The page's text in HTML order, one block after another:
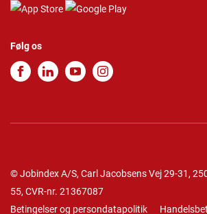
Følg os
© Jobindex A/S, Carl Jacobsens Vej 29-31,
55, CVR-nr. 21367087
Betingelser og persondatapolitik